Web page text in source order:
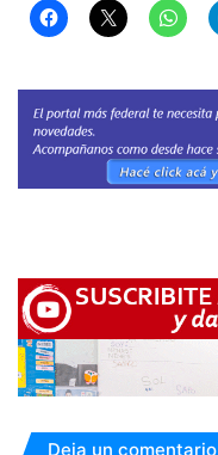
Deja un comentario